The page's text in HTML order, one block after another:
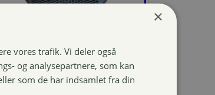
×
vores trafik. Vi deler også
og analysepartnere, som kan
som de har indsamlet fra din